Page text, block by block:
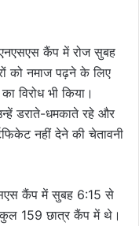
कैंप में रोज सुबह
को नमाज पढ़ने के लिए
विरोध भी किया।
डराते-धमकाते रहे और
नहीं देने की चेतावनी
कैंप में सुबह 6:15 से
159 छात्र कैंप में थे।